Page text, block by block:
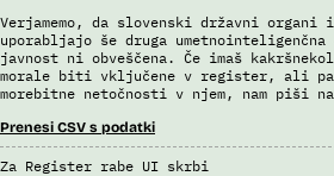
Verjamemo, da slovenski državni
uporabljajo še druga
javnost ni obveščena. Če imaš
morale biti vključene v register, ali pa
morebitne netočnosti v njem, nam piši na
Prenesi CSV s podatki
Za Register rabe UI skrbi